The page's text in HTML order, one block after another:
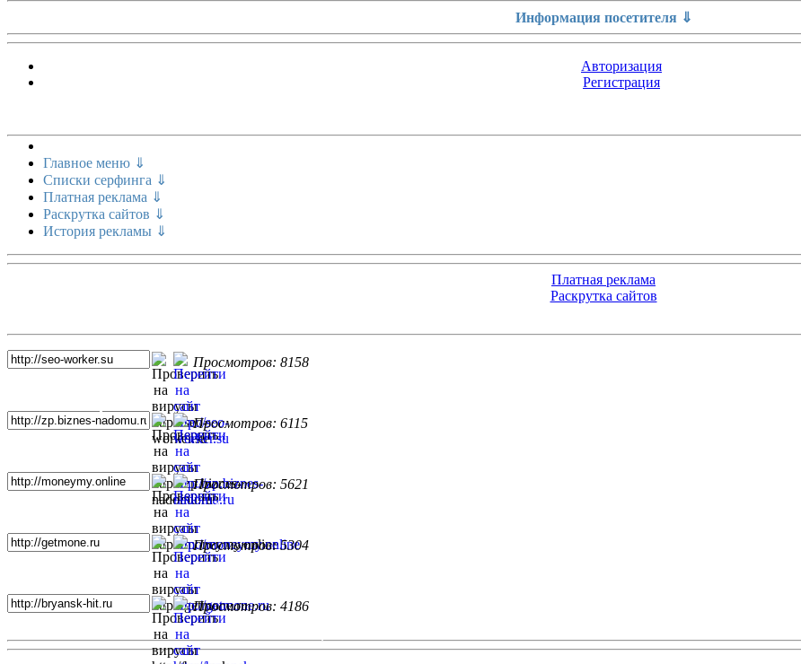
Информация посетителя ⇓
Авторизация
Регистрация
Главное меню ⇓
Списки серфинга ⇓
Платная реклама ⇓
Раскрутка сайтов ⇓
История рекламы ⇓
Платная реклама
Раскрутка сайтов
Просмотров: 8158
Просмотров: 6115
Просмотров: 5621
Просмотров: 5304
Просмотров: 4186